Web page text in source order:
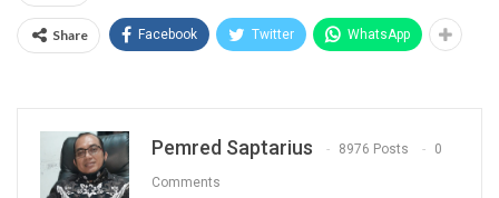
Share Facebook Twitter WhatsApp
Pemred Saptarius 8976 Posts 0
Comments